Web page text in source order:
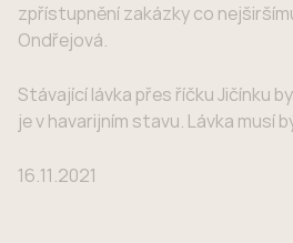
zpřístupnění zakázky co
Ondřejová.
Stávající lávka přes říčku Jičínku
je v havarijním stavu. Lávka musí
16.11.2021